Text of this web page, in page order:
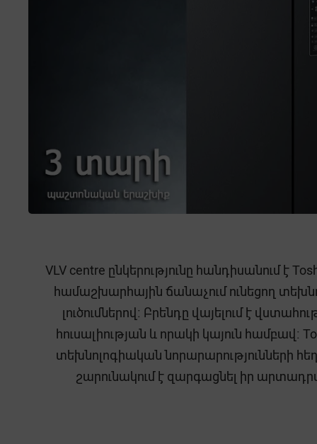
VLV centre ընկերությունը հանդիսանում
համաշխարհային ճանաչում ունեցող
լուծումներով։ Բրենդը վայելում է
հուսալիության և որակի կայուն համբավ։
տեխնոլոգիական նորարարությունների
շարունակում է զարգացնել իր